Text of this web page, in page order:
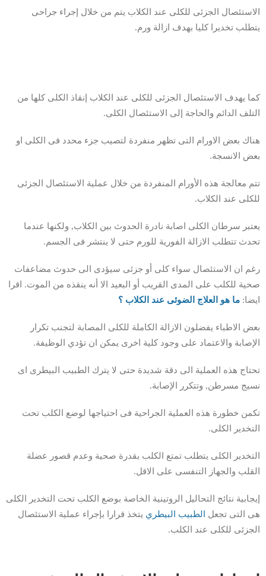
الاستئصال الجزئى للكلى عند الكلاب يتم من خلال إجراء جراحى
يتطلب تخديرا كليا بهدف ازالة ورم.
كما يهدف الاستئصال الجزئى للكلى عند الكلاب إنقاذ الكلى كلها من
التلف الدائم والحاجة إلى الاستئصال الكلى.
هناك بعض الاورام التى تظهر منفردة لتصيب جزء محدد فى الكلى او
بعض الانسجة.
تتم معالجة هذه الأورام المنفردة من خلال عملية الاستئصال الجزئى
للكلى عند الكلاب.
يعتبر سرطان الكلى اصابة نادرة الحدوث بين الكلاب, ولكنها عندما
تحدث تتطلب الازالة الفورية للورم حتى لا ينتشر فى الجسم.
رغم ان الاستئصال سواء كلى أو جزئى سيؤدى الى حدوث مضاعفات
صحية للكلب على المدى القريب أو البعيد الا أنه ينقذه من الموت. اقرا
ايضا: ما هو العلاج الضوئى عند الكلاب ؟
بعض الاطباء يفضلون الازالة الكاملة للكلى المصابة لتجنب تكرار
الإصابة والاعتماد على وجود كلية اخرى يمكن ان تؤدي الوظيفة.
تحتاج هذه العملية الى دقة شديدة حتى لا يترك الطبيب البيطرى اى
نسيج مسرطن, وتتكرر الإصابة.
تكمن خطورة هذه العملية الجراحية فى احتياجها لوضع الكلب تحت
التخدير الكلى.
التخدير الكلى يتطلب تمتع الكلب بقدرة صحية وعدم قصور عضلة
القلب والجهاز التنفسى على الاقل.
إيجابية نتائج التحاليل الروتينية الخاصة بوضع الكلب تحت التخدير الكلى
هى التى تجعل
الطبيب البيطري يتخذ قرارا بإجراء عملية الاستئصال
الجزئى للكلى عند الكلب.